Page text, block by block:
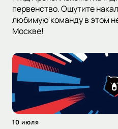
первенство. Ощутите
любимую команду в этом
Москве!
10 июля